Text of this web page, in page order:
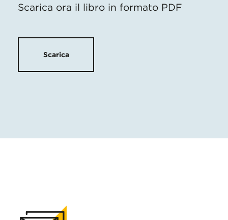
Scarica ora il libro in formato PDF
Scarica